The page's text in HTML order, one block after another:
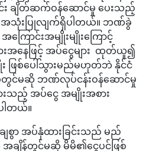
ချိတ်ဆက်ဝန်ဆောင်မှု ပေးသည့်
အသုံးပြုလျက်ရှိပါတယ်။ ဘဏ်ခွဲ
ောင်းအမျိုးမျိုးကြောင့်
အနေဖြင့် အပ်ငွေများ ထုတ်ယူ၍
ဖြစ်ပေါ်သွားမည်မဟုတ်ဘဲ နိုင်ငံ
မဆို ဘဏ်လုပ်ငန်းဝန်ဆောင်မှု
ားသည့် အပ်ငွေ အမျိုးအစား
တယ်။
ာ အပ်နှံထားခြင်းသည် မည်
ျိန်တွင်မဆို မိမိ၏ငွေပင်ဖြစ်